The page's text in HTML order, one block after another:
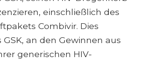
einschließlich des
Combivir. Dies
an den Gewinnen aus
generischen HIV-